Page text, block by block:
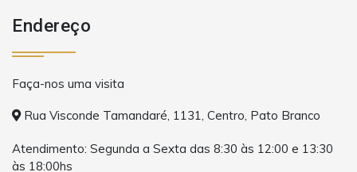
Endereço
Faça-nos uma visita
Rua Visconde Tamandaré, 1131, Centro, Pato Branco
Atendimento: Segunda a Sexta das 8:30 às 12:00 e 13:30
às 18:00hs